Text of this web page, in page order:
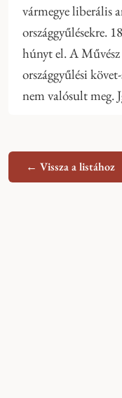
vármegye liberális
országgyűlésekre.
húnyt el. A
országgyűlési
nem valósult meg.
← Vissza a listához